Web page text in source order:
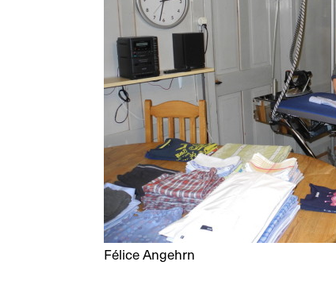
Félice Angehrn